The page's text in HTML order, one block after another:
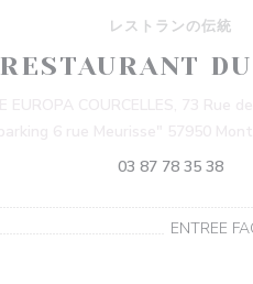
レストランの伝統
RESTAURANT
03 87 78 35 38
ENTREE